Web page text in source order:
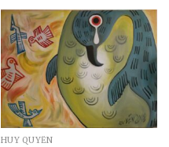
HUY QUYỂN